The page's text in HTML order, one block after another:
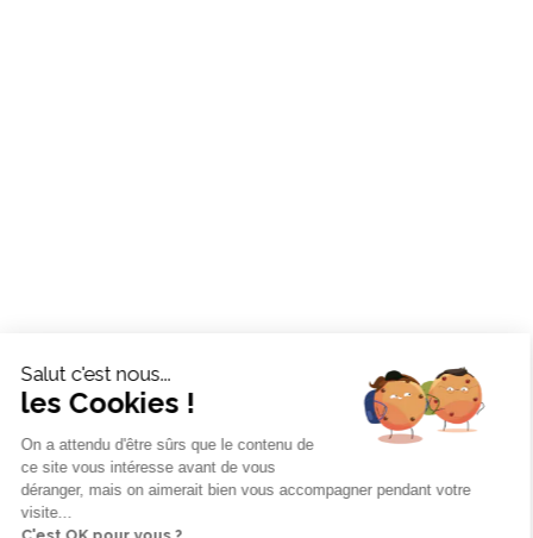
Salut c'est nous...
les Cookies !
On a attendu d'être sûrs que le contenu de
ce site vous intéresse avant de vous
déranger, mais on aimerait bien vous accompagner pendant votre
visite...
C'est OK pour vous ?